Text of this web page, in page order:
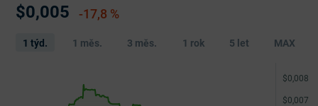
$0,005 -17,8 %
1 týd. 1 měs. 3 měs. 1 rok 5 let MAX